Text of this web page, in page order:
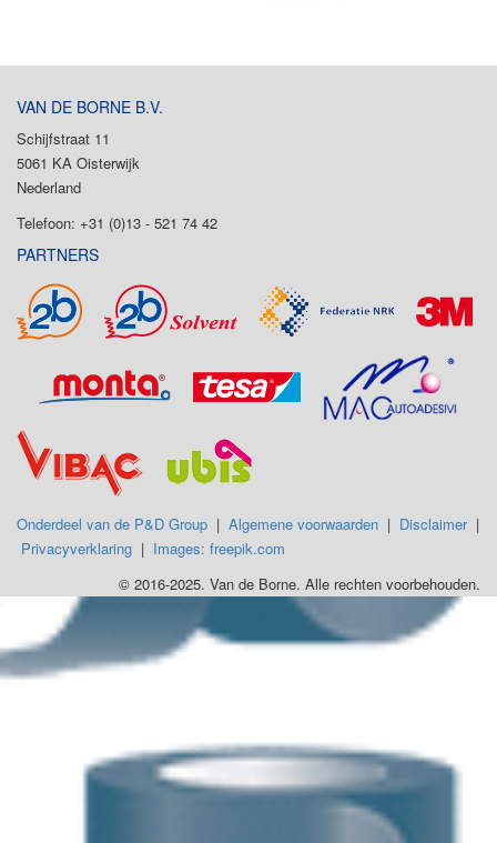
VAN DE BORNE B.V.
Schijfstraat 11
5061 KA Oisterwijk
Nederland
Telefoon: +31 (0)13 - 521 74 42
PARTNERS
Onderdeel van de P&D Group | Algemene voorwaarden | Disclaimer|
Privacyverklaring | Images: freepik.com
© 2016-2025. Van de Borne. Alle rechten voorbehouden.